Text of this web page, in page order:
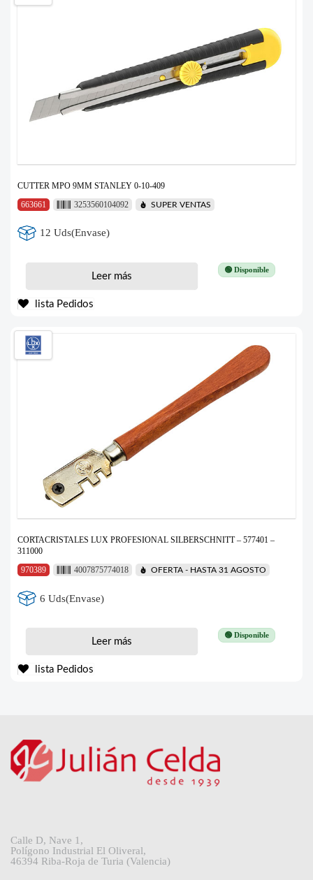
CUTTER MPO 9MM STANLEY 0-10-409
663661
3253560104092 SUPER VENTAS
12 Uds(Envase)
🟢 Disponible
Leer más
lista Pedidos
CORTACRISTALES LUX PROFESIONAL SILBERSCHNITT – 577401 –
311000
970389
4007875774018 OFERTA - HASTA 31 AGOSTO
6 Uds(Envase)
🟢 Disponible
Leer más
lista Pedidos
Calle D, Nave 1,
Polígono Industrial El Oliveral,
46394 Riba-Roja de Turia (Valencia)